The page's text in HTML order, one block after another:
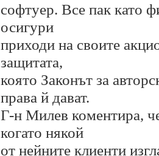
софтуер. Все пак като
осигури
приходи на своите
защитата,
която Законът за
права й дават.
Г-н Милев коментира,
когато някой
от нейните клиенти